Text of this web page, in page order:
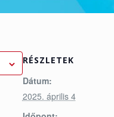
RÉSZLETEK
Dátum:
2025. április 4